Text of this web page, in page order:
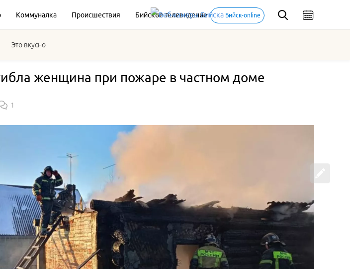
Коммуналка Происшествия Бийское телевидение Бийск-online
Это вкусно
женщина при пожаре в частном доме
1